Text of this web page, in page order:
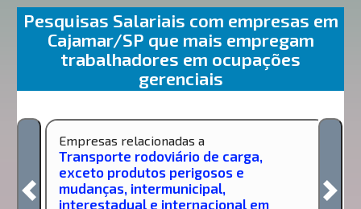
Pesquisas Salariais com empresas em
Cajamar/SP que mais empregam
trabalhadores em ocupações
gerenciais
Empresas relacionadas a
Transporte rodoviário de carga,
exceto produtos perigosos e
mudanças, intermunicipal,
interestadual e internacional em